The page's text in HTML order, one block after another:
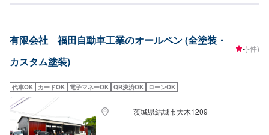
ければなりません。事前に修理後の完成状態をご覧いただければいいのです
ていただきます。<お見積もりには30〜60分程度の時間が必要です>お見積も
りには30〜60分程度の時間が必要となるため、お時間に余裕を持ってご来店
ください。なるべくお待ちいただかなくてすむよう、ご来店希望日時をお知
購入車の対応も、輸入車の対応も、クルマの購入もいろいろ、説明力も対応
力も！1969年に創業して以来、50年以上この地でお店を営業させていただい
ております。チェーン店への加盟、地元の皆様の支えでここまで1歩ずつ成長
をさせて頂きました。これからもお客様に笑顔を届けられるよう、新しいお
店のオープンも進んでおります。
有限会社 福田自動車工業のオールペン (全塗装・
カスタム塗装)
-(-件)
代車OK カードOK 電子マネーOK QR決済OK ローンOK
茨城県結城市大木1209